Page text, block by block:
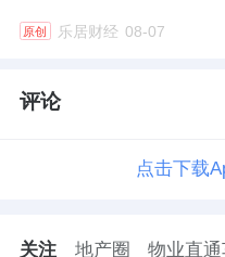
原创 乐居财经 08-07
评论
点击下载
关注 地产圈 物业直